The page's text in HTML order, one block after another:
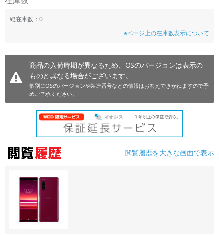
総在庫数：0
※ページ上の在庫数表示について
商品の入荷時期が異なるため、OSのバージョンは表示の
ものと異なる場合がございます。
個別にOSのバージョンや製造番号などの情報はお答えできかねますので予
めご了承ください。
閲覧履歴を大きな画面で表示
価格
月 から
各項目のチェックボックスは「or検索」となります。
ただし機能別のみ「and検索」となります。